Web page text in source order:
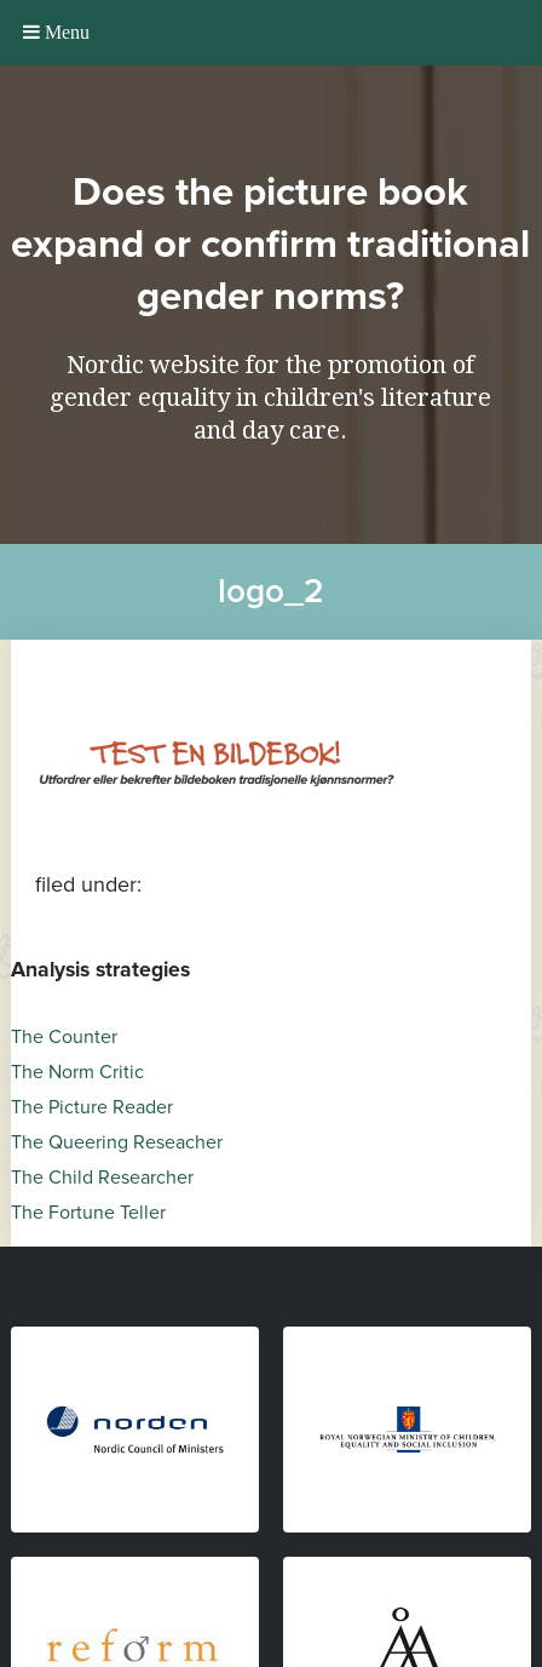
Menu
Does the picture book
expand or confirm traditional
gender norms?
Nordic website for the promotion of
gender equality in children's literature
and day care.
logo_2
filed under:
Analysis strategies
The Counter
The Norm Critic
The Picture Reader
The Queering Reseacher
The Child Researcher
The Fortune Teller